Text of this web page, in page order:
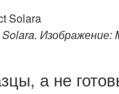
Изображение:
а не